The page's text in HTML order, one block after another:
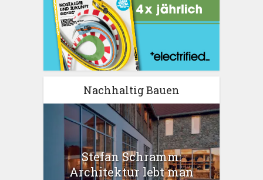
Nachhaltig Bauen
Stefan Schramm:
Architektur lebt man